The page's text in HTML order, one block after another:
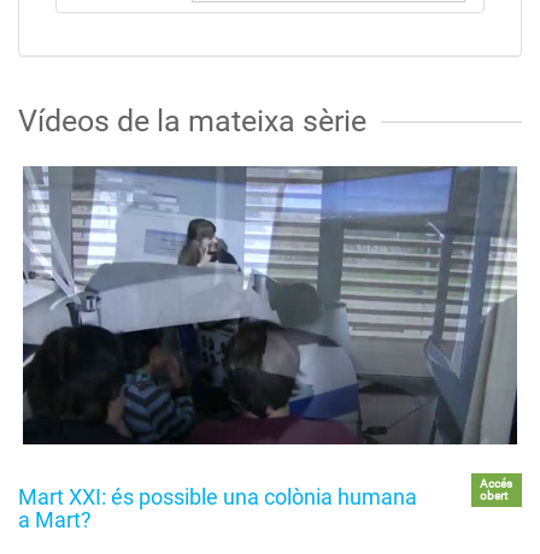
Vídeos de la mateixa sèrie
Mart XXI: és possible una colònia humana
a Mart?
Accés
obert